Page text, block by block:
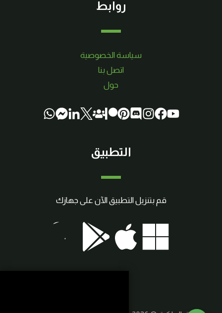
روابط
سياسة الخصوصية
اتصل بنا
حول
التطبيق
قم بتنزيل التطبيق الآن على جهازك